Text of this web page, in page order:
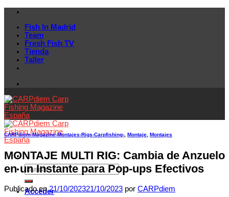
Skip
contentFish In Madrid
Team
Fresh Fish TV
Tienda
Taller
Acceder
CARPdiem-Magazine-Montajes-Rigs-Carpfishing- Montaje Montajes
MONTAJE MULTI RIG: Cambia de Anzuelo
en un Instante para Pop-ups Efectivos
Publicado en21/10/202321/10/2023 por CARPdiem